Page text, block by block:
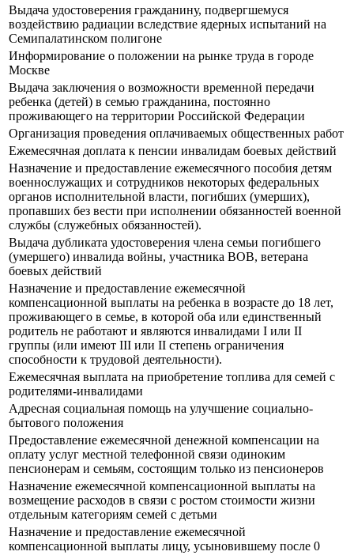
Выдача удостоверения гражданину, подвергшемуся
воздействию радиации вследствие ядерных испытаний на
Семипалатинском полигоне
Информирование о положении на рынке труда в городе
Москве
Выдача заключения о возможности временной передачи
ребенка (детей) в семью гражданина, постоянно
проживающего на территории Российской Федерации
Организация проведения оплачиваемых общественных работ
Ежемесячная доплата к пенсии инвалидам боевых действий
Назначение и предоставление ежемесячного пособия детям
военнослужащих и сотрудников некоторых федеральных
органов исполнительной власти, погибших (умерших),
пропавших без вести при исполнении обязанностей военной
службы (служебных обязанностей).
Выдача дубликата удостоверения члена семьи погибшего
(умершего) инвалида войны, участника ВОВ, ветерана
боевых действий
Назначение и предоставление ежемесячной
компенсационной выплаты на ребенка в возрасте до 18 лет,
проживающего в семье, в которой оба или единственный
родитель не работают и являются инвалидами I или II
группы (или имеют III или II степень ограничения
способности к трудовой деятельности).
Ежемесячная выплата на приобретение топлива для семей с
родителями-инвалидами
Адресная социальная помощь на улучшение социально-
бытового положения
Предоставление ежемесячной денежной компенсации на
оплату услуг местной телефонной связи одиноким
пенсионерам и семьям, состоящим только из пенсионеров
Назначение ежемесячной компенсационной выплаты на
возмещение расходов в связи с ростом стоимости жизни
отдельным категориям семей с детьми
Назначение и предоставление ежемесячной
компенсационной выплаты лицу, усыновившему после 0